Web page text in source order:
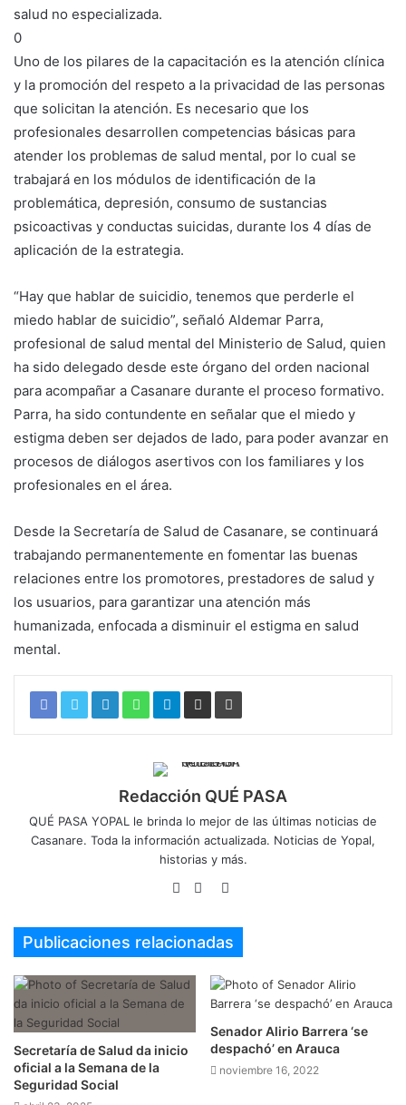
salud no especializada.
0
Uno de los pilares de la capacitación es la atención clínica
y la promoción del respeto a la privacidad de las personas
que solicitan la atención. Es necesario que los
profesionales desarrollen competencias básicas para
atender los problemas de salud mental, por lo cual se
trabajará en los módulos de identificación de la
problemática, depresión, consumo de sustancias
psicoactivas y conductas suicidas, durante los 4 días de
aplicación de la estrategia.
“Hay que hablar de suicidio, tenemos que perderle el
miedo hablar de suicidio”, señaló Aldemar Parra,
profesional de salud mental del Ministerio de Salud, quien
ha sido delegado desde este órgano del orden nacional
para acompañar a Casanare durante el proceso formativo.
Parra, ha sido contundente en señalar que el miedo y
estigma deben ser dejados de lado, para poder avanzar en
procesos de diálogos asertivos con los familiares y los
profesionales en el área.
Desde la Secretaría de Salud de Casanare, se continuará
trabajando permanentemente en fomentar las buenas
relaciones entre los promotores, prestadores de salud y
los usuarios, para garantizar una atención más
humanizada, enfocada a disminuir el estigma en salud
mental.
Redacción QUÉ PASA
QUÉ PASA YOPAL le brinda lo mejor de las últimas noticias de
Casanare. Toda la información actualizada. Noticias de Yopal,
historias y más.
Sitio Facebook
Twitter
Publicaciones relacionadas
Secretaría de Salud da inicio
oficial a la Semana de la
Seguridad Social
Senador Alirio Barrera ‘se
despachó’ en Arauca
noviembre 16, 2022